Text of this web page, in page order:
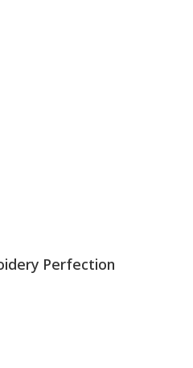
Perfection